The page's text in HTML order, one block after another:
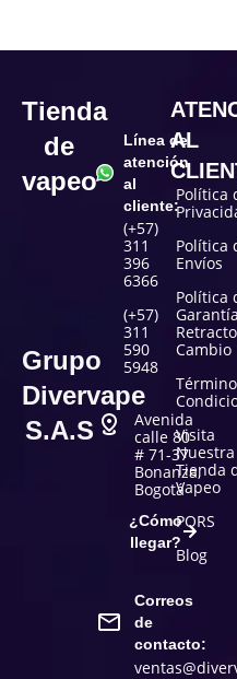
Tienda
de
vapeo
Grupo
Divervape
S.A.S
Línea de
atención
al
cliente:
(+57)
311
396
6366
(+57)
311
590
5948
Avenida
calle 80
# 71-37
Bonanza,
Bogotá
¿Cómo
llegar?
Correos
de
contacto:
AL
Política
Política
Envíos
Política
Cambio
Visita
Nuestra
Tienda
Vapeo
PQRS
Blog